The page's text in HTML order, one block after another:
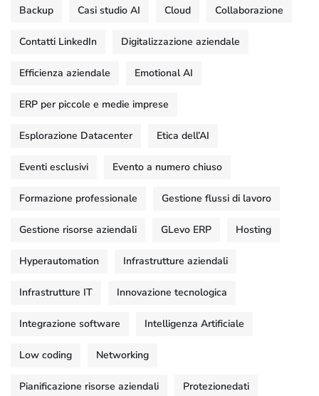
Backup Casi studio AI Cloud Collaborazione
Contatti LinkedIn Digitalizzazione aziendale
Efficienza aziendale Emotional AI
ERP per piccole e medie imprese
Esplorazione Datacenter Etica dell’AI
Eventi esclusivi Evento a numero chiuso
Formazione professionale Gestione flussi di lavoro
Gestione risorse aziendali GLevo ERP Hosting
Hyperautomation Infrastrutture aziendali
Infrastrutture IT Innovazione tecnologica
Integrazione software Intelligenza Artificiale
Low coding Networking
Pianificazione risorse aziendali Protezionedati